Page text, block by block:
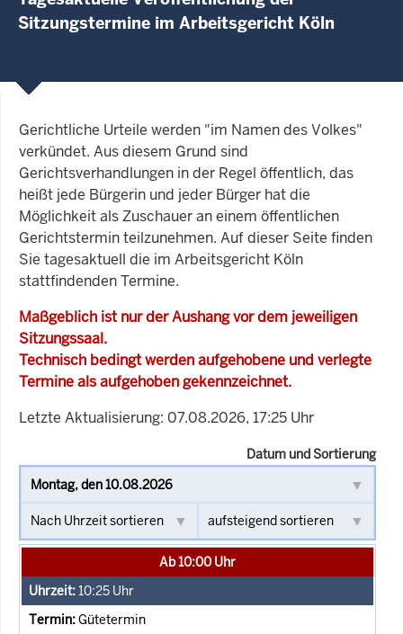
Sitzungstermine im Arbeitsgericht Köln
Gerichtliche Urteile werden "im Namen des Volkes"
verkündet. Aus diesem Grund sind
Gerichtsverhandlungen in der Regel öffentlich, das
heißt jede Bürgerin und jeder Bürger hat die
Möglichkeit als Zuschauer an einem öffentlichen
Gerichtstermin teilzunehmen. Auf dieser Seite finden
Sie tagesaktuell die im Arbeitsgericht Köln
stattfindenden Termine.
Maßgeblich ist nur der Aushang vor dem jeweiligen
Sitzungssaal.
Technisch bedingt werden aufgehobene und verlegte
Termine als aufgehoben gekennzeichnet.
Letzte Aktualisierung: 07.08.2026, 17:25 Uhr
Datum und Sortierung
Ab 10:00 Uhr
10:25 Uhr
Gütetermin